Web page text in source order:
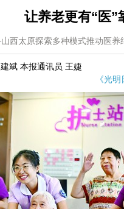
让养老更有“医”
西太原探索多种模式推动医养
斌 本报通讯员 王婕
《光